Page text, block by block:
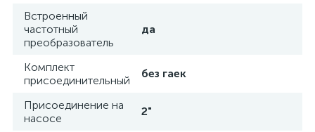
Встроенный
частотный
преобразователь
да
Комплект
присоединительный
без гаек
Присоединение на
насосе
2"